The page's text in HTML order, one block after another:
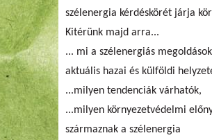
szélenergia kérdéskörét járja
Kitérünk majd arra...
... mi a szélenergiás megoldások
aktuális hazai és külföldi
...milyen tendenciák várhatók,
...milyen környezetvédelmi
származnak a szélenergia